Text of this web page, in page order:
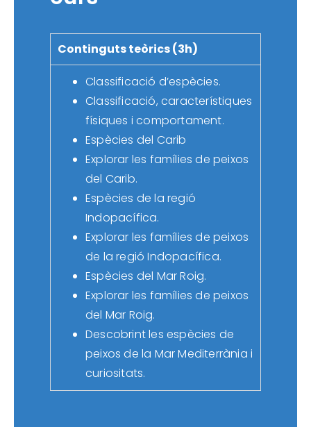
Continguts teòrics (3h)
Classificació d’espècies.
Classificació, característiques
físiques i comportament.
Espècies del Carib
Explorar les famílies de peixos
del Carib.
Espècies de la regió
Indopacífica.
Explorar les famílies de peixos
de la regió Indopacífica.
Espècies del Mar Roig.
Explorar les famílies de peixos
del Mar Roig.
Descobrint les espècies de
peixos de la Mar Mediterrània i
curiositats.